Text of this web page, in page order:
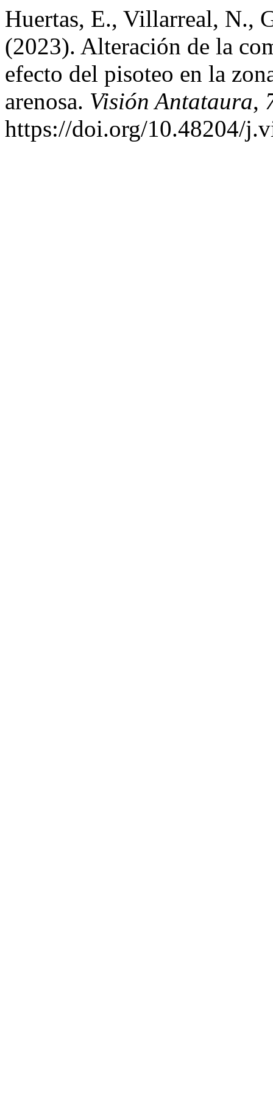
Huertas, E., Villarreal, N.,
(2023). Alteración de la
efecto del pisoteo en la
arenosa. Visión Antataura,
https://doi.org/10.48204/